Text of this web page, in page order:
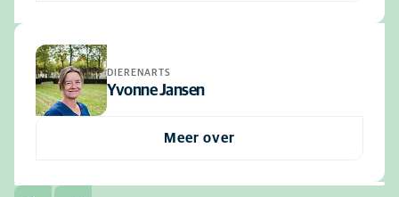
DIERENARTS
Yvonne Jansen
Meer over